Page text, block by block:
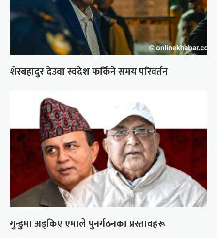
शेरबहादुर देउवा स्वदेश फर्किने समय परिवर्तन
गुन्डुमा अड्किए एमाले पुनर्गठनका प्रस्तावहरू